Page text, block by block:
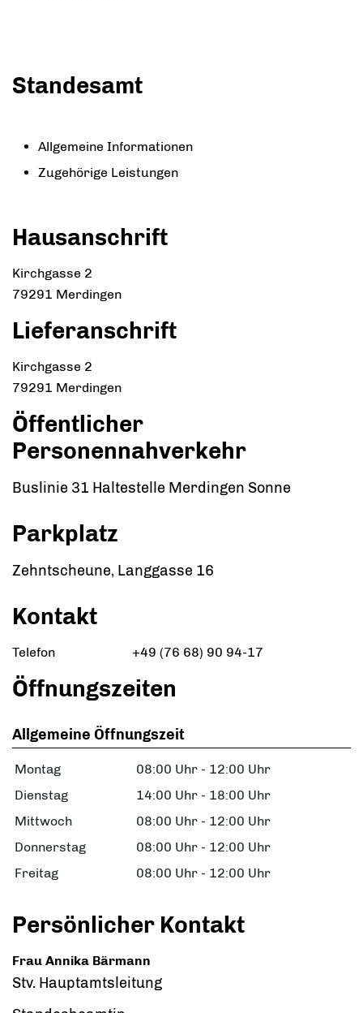
Standesamt
Allgemeine Informationen
Zugehörige Leistungen
Hausanschrift
Kirchgasse 2
79291 Merdingen
Lieferanschrift
Kirchgasse 2
79291 Merdingen
Öffentlicher
Personennahverkehr
Buslinie 31 Haltestelle Merdingen Sonne
Parkplatz
Zehntscheune, Langgasse 16
Kontakt
Telefon +49 (76 68) 90 94-17
Öffnungszeiten
Allgemeine Öffnungszeit
Montag 08:00 Uhr - 12:00 Uhr
Dienstag
14:00 Uhr - 18:00 Uhr
Mittwoch
08:00 Uhr - 12:00 Uhr
Donnerstag
08:00 Uhr - 12:00 Uhr
Freitag
08:00 Uhr - 12:00 Uhr
Persönlicher Kontakt
Frau Annika Bärmann
Stv. Hauptamtsleitung